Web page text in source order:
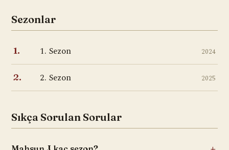
Sezonlar
1. 1. Sezon 2024
2. 2. Sezon 2025
Sıkça Sorulan Sorular